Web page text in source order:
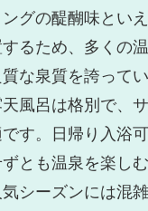
グの醍醐味といえ
るため、多くの
な泉質を誇って
風呂は格別で、
す。日帰り入浴
とも温泉を楽し
シーズンには混